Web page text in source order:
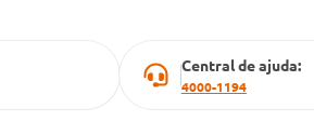
Central de ajuda:
4000-1194